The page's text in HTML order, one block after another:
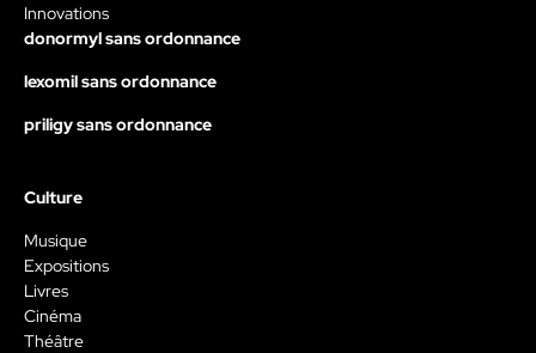
Innovations
donormyl sans ordonnance
lexomil sans ordonnance
priligy sans ordonnance
Culture
Musique
Expositions
Livres
Cinéma
Théâtre